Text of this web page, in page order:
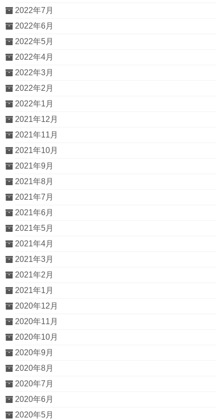
2022年7月
2022年6月
2022年5月
2022年4月
2022年3月
2022年2月
2022年1月
2021年12月
2021年11月
2021年10月
2021年9月
2021年8月
2021年7月
2021年6月
2021年5月
2021年4月
2021年3月
2021年2月
2021年1月
2020年12月
2020年11月
2020年10月
2020年9月
2020年8月
2020年7月
2020年6月
2020年5月